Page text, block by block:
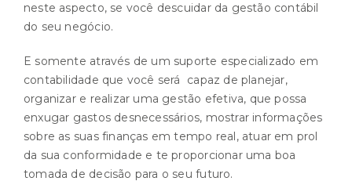
neste aspecto, se você descuidar da gestão contábil
do seu negócio.
E somente através de um suporte especializado em
contabilidade que você será capaz de planejar,
organizar e realizar uma gestão efetiva, que possa
enxugar gastos desnecessários, mostrar informações
sobre as suas finanças em tempo real, atuar em prol
da sua conformidade e te proporcionar uma boa
tomada de decisão para o seu futuro.